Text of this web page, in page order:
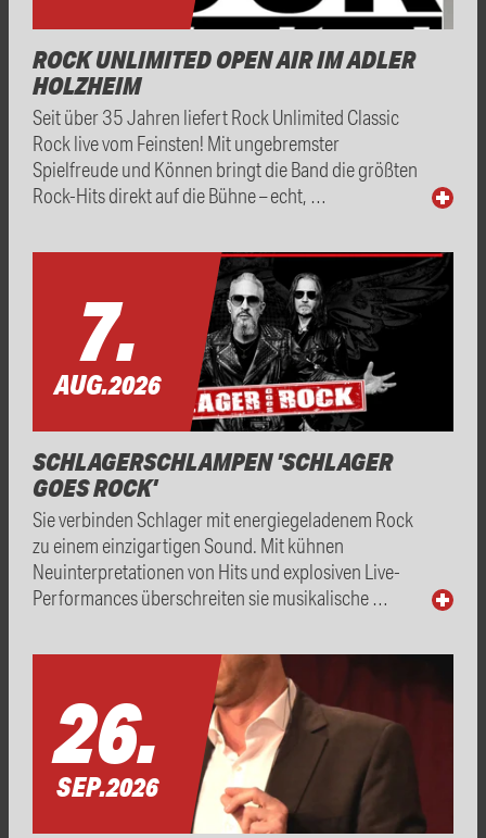
ROCK UNLIMITED OPEN AIR IM ADLER
HOLZHEIM
Seit über 35 Jahren liefert Rock Unlimited Classic
Rock live vom Feinsten! Mit ungebremster
Spielfreude und Können bringt die Band die größten
Rock-Hits direkt auf die Bühne – echt, …
7.
AUG.2026
SCHLAGERSCHLAMPEN 'SCHLAGER
GOES ROCK'
Sie verbinden Schlager mit energiegeladenem Rock
zu einem einzigartigen Sound. Mit kühnen
Neuinterpretationen von Hits und explosiven Live-
Performances überschreiten sie musikalische …
26.
SEP.2026